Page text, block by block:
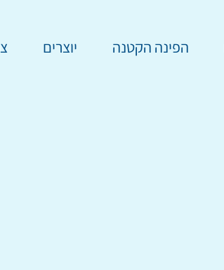
הפינה הקטנה יוצרים